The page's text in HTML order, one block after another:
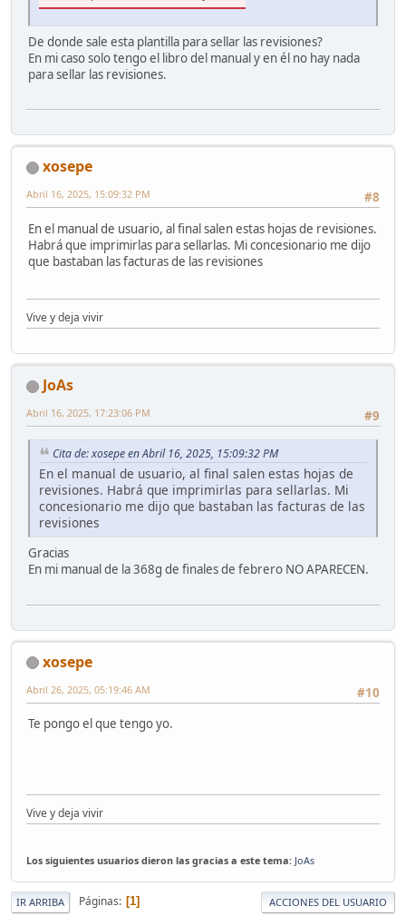
De donde sale esta plantilla para sellar las revisiones?
En mi caso solo tengo el libro del manual y en él no hay nada
para sellar las revisiones.
xosepe
#8
Abril 16, 2025, 15:09:32 PM
En el manual de usuario, al final salen estas hojas de revisiones.
Habrá que imprimirlas para sellarlas. Mi concesionario me dijo
que bastaban las facturas de las revisiones
Vive y deja vivir
JoAs
#9
Abril 16, 2025, 17:23:06 PM
Cita de: xosepe en Abril 16, 2025, 15:09:32 PM
En el manual de usuario, al final salen estas hojas de
revisiones. Habrá que imprimirlas para sellarlas. Mi
concesionario me dijo que bastaban las facturas de las
revisiones
Gracias
En mi manual de la 368g de finales de febrero NO APARECEN.
xosepe
#10
Abril 26, 2025, 05:19:46 AM
Te pongo el que tengo yo.
Vive y deja vivir
Los siguientes usuarios dieron las gracias a este tema: JoAs
IR ARRIBA Páginas 1 ACCIONES DEL USUARIO